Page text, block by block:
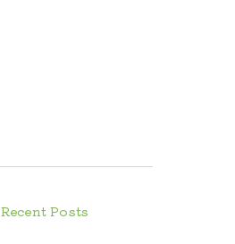
Recent Posts